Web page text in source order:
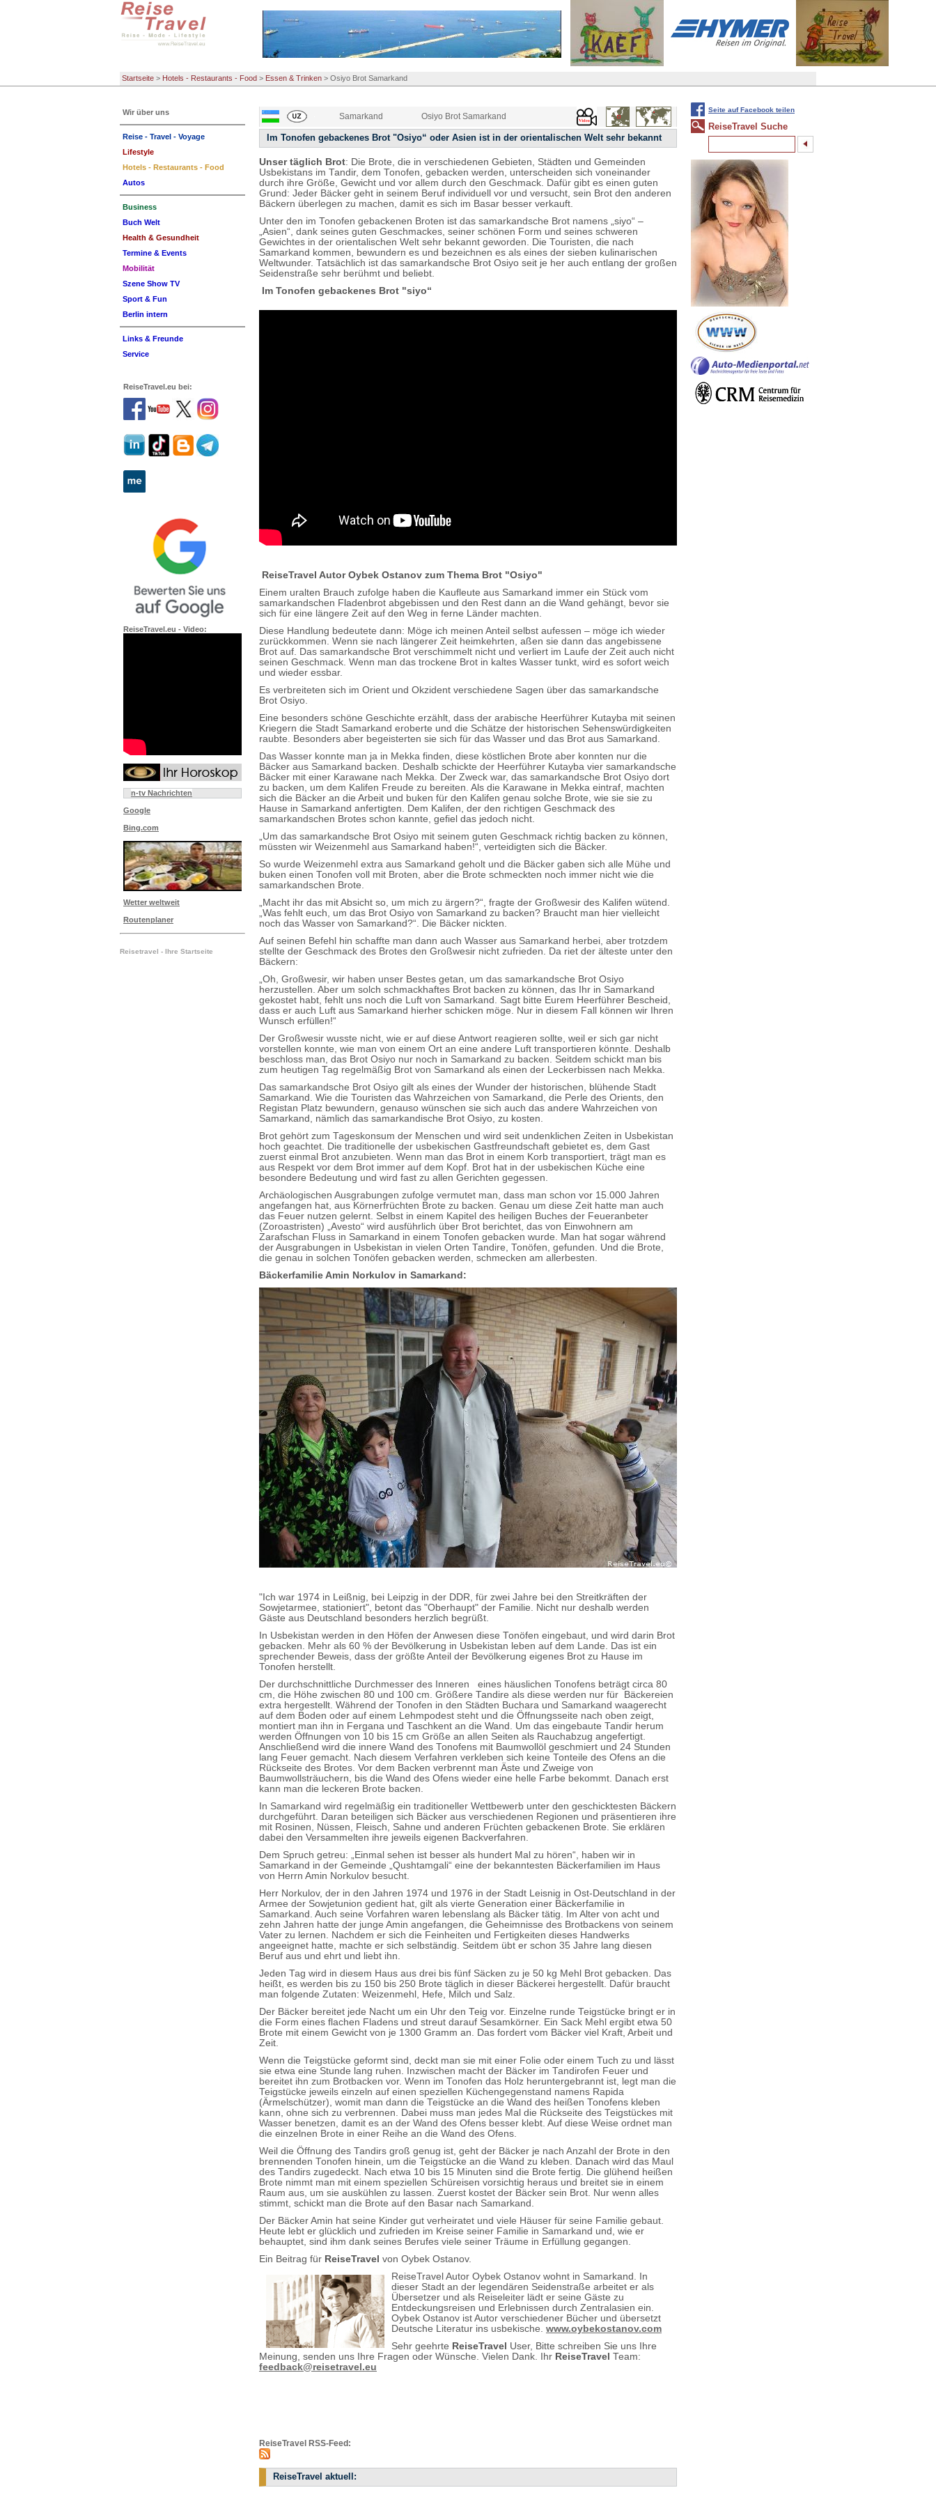
Startseite > Hotels - Restaurants - Food > Essen & Trinken > Osiyo Brot Samarkand
Samarkand Osiyo Brot Samarkand
Im Tonofen gebackenes Brot "Osiyo“ oder Asien ist in der orientalischen Welt sehr bekannt
Unser täglich Brot: Die Brote, die in verschiedenen Gebieten, Städten und Gemeinden
Usbekistans im Tandir, dem Tonofen, gebacken werden, unterscheiden sich voneinander
durch ihre Größe, Gewicht und vor allem durch den Geschmack. Dafür gibt es einen guten
Grund: Jeder Bäcker geht in seinem Beruf individuell vor und versucht, sein Brot den anderen
Bäckern überlegen zu machen, damit es sich im Basar besser verkauft.
Unter den im Tonofen gebackenen Broten ist das samarkandsche Brot namens „siyo“ –
„Asien“, dank seines guten Geschmackes, seiner schönen Form und seines schweren
Gewichtes in der orientalischen Welt sehr bekannt geworden. Die Touristen, die nach
Samarkand kommen, bewundern es und bezeichnen es als eines der sieben kulinarischen
Weltwunder. Tatsächlich ist das samarkandsche Brot Osiyo seit je her auch entlang der großen
Seidenstraße sehr berühmt und beliebt.
Im Tonofen gebackenes Brot "siyo“
ReiseTravel Autor Oybek Ostanov zum Thema Brot "Osiyo"
Einem uralten Brauch zufolge haben die Kaufleute aus Samarkand immer ein Stück vom
samarkandschen Fladenbrot abgebissen und den Rest dann an die Wand gehängt, bevor sie
sich für eine längere Zeit auf den Weg in ferne Länder machten.
Diese Handlung bedeutete dann: Möge ich meinen Anteil selbst aufessen – möge ich wieder
zurückkommen. Wenn sie nach längerer Zeit heimkehrten, aßen sie dann das angebissene
Brot auf. Das samarkandsche Brot verschimmelt nicht und verliert im Laufe der Zeit auch nicht
seinen Geschmack. Wenn man das trockene Brot in kaltes Wasser tunkt, wird es sofort weich
und wieder essbar.
Es verbreiteten sich im Orient und Okzident verschiedene Sagen über das samarkandsche
Brot Osiyo.
Eine besonders schöne Geschichte erzählt, dass der arabische Heerführer Kutayba mit seinen
Kriegern die Stadt Samarkand eroberte und die Schätze der historischen Sehenswürdigkeiten
raubte. Besonders aber begeisterten sie sich für das Wasser und das Brot aus Samarkand.
Das Wasser konnte man ja in Mekka finden, diese köstlichen Brote aber konnten nur die
Bäcker aus Samarkand backen. Deshalb schickte der Heerführer Kutayba vier samarkandsche
Bäcker mit einer Karawane nach Mekka. Der Zweck war, das samarkandsche Brot Osiyo dort
zu backen, um dem Kalifen Freude zu bereiten. Als die Karawane in Mekka eintraf, machten
sich die Bäcker an die Arbeit und buken für den Kalifen genau solche Brote, wie sie sie zu
Hause in Samarkand anfertigten. Dem Kalifen, der den richtigen Geschmack des
samarkandschen Brotes schon kannte, gefiel das jedoch nicht.
„Um das samarkandsche Brot Osiyo mit seinem guten Geschmack richtig backen zu können,
müssten wir Weizenmehl aus Samarkand haben!“, verteidigten sich die Bäcker.
So wurde Weizenmehl extra aus Samarkand geholt und die Bäcker gaben sich alle Mühe und
buken einen Tonofen voll mit Broten, aber die Brote schmeckten noch immer nicht wie die
samarkandschen Brote.
„Macht ihr das mit Absicht so, um mich zu ärgern?“, fragte der Großwesir des Kalifen wütend.
„Was fehlt euch, um das Brot Osiyo von Samarkand zu backen? Braucht man hier vielleicht
noch das Wasser von Samarkand?“. Die Bäcker nickten.
Auf seinen Befehl hin schaffte man dann auch Wasser aus Samarkand herbei, aber trotzdem
stellte der Geschmack des Brotes den Großwesir nicht zufrieden. Da riet der älteste unter den
Bäckern:
„Oh, Großwesir, wir haben unser Bestes getan, um das samarkandsche Brot Osiyo
herzustellen. Aber um solch schmackhaftes Brot backen zu können, das Ihr in Samarkand
gekostet habt, fehlt uns noch die Luft von Samarkand. Sagt bitte Eurem Heerführer Bescheid,
dass er auch Luft aus Samarkand hierher schicken möge. Nur in diesem Fall können wir Ihren
Wunsch erfüllen!“
Der Großwesir wusste nicht, wie er auf diese Antwort reagieren sollte, weil er sich gar nicht
vorstellen konnte, wie man von einem Ort an eine andere Luft transportieren könnte. Deshalb
beschloss man, das Brot Osiyo nur noch in Samarkand zu backen. Seitdem schickt man bis
zum heutigen Tag regelmäßig Brot von Samarkand als einen der Leckerbissen nach Mekka.
Das samarkandsche Brot Osiyo gilt als eines der Wunder der historischen, blühende Stadt
Samarkand. Wie die Touristen das Wahrzeichen von Samarkand, die Perle des Orients, den
Registan Platz bewundern, genauso wünschen sie sich auch das andere Wahrzeichen von
Samarkand, nämlich das samarkandische Brot Osiyo, zu kosten.
Brot gehört zum Tageskonsum der Menschen und wird seit undenklichen Zeiten in Usbekistan
hoch geachtet. Die traditionelle der usbekischen Gastfreundschaft gebietet es, dem Gast
zuerst einmal Brot anzubieten. Wenn man das Brot in einem Korb transportiert, trägt man es
aus Respekt vor dem Brot immer auf dem Kopf. Brot hat in der usbekischen Küche eine
besondere Bedeutung und wird fast zu allen Gerichten gegessen.
Archäologischen Ausgrabungen zufolge vermutet man, dass man schon vor 15.000 Jahren
angefangen hat, aus Körnerfrüchten Brote zu backen. Genau um diese Zeit hatte man auch
das Feuer nutzen gelernt. Selbst in einem Kapitel des heiligen Buches der Feueranbeter
(Zoroastristen) „Avesto“ wird ausführlich über Brot berichtet, das von Einwohnern am
Zarafschan Fluss in Samarkand in einem Tonofen gebacken wurde. Man hat sogar während
der Ausgrabungen in Usbekistan in vielen Orten Tandire, Tonöfen, gefunden. Und die Brote,
die genau in solchen Tonöfen gebacken werden, schmecken am allerbesten.
Bäckerfamilie Amin Norkulov in Samarkand:
"Ich war 1974 in Leißnig, bei Leipzig in der DDR, für zwei Jahre bei den Streitkräften der
Sowjetarmee, stationiert", betont das "Oberhaupt" der Familie. Nicht nur deshalb werden
Gäste aus Deutschland besonders herzlich begrüßt.
In Usbekistan werden in den Höfen der Anwesen diese Tonöfen eingebaut, und wird darin Brot
gebacken. Mehr als 60 % der Bevölkerung in Usbekistan leben auf dem Lande. Das ist ein
sprechender Beweis, dass der größte Anteil der Bevölkerung eigenes Brot zu Hause im
Tonofen herstellt.
Der durchschnittliche Durchmesser des Inneren eines häuslichen Tonofens beträgt circa 80
cm, die Höhe zwischen 80 und 100 cm. Größere Tandire als diese werden nur für Bäckereien
extra hergestellt. Während der Tonofen in den Städten Buchara und Samarkand waagerecht
auf dem Boden oder auf einem Lehmpodest steht und die Öffnungsseite nach oben zeigt,
montiert man ihn in Fergana und Taschkent an die Wand. Um das eingebaute Tandir herum
werden Öffnungen von 10 bis 15 cm Größe an allen Seiten als Rauchabzug angefertigt.
Anschließend wird die innere Wand des Tonofens mit Baumwollöl geschmiert und 24 Stunden
lang Feuer gemacht. Nach diesem Verfahren verkleben sich keine Tonteile des Ofens an die
Rückseite des Brotes. Vor dem Backen verbrennt man Äste und Zweige von
Baumwollsträuchern, bis die Wand des Ofens wieder eine helle Farbe bekommt. Danach erst
kann man die leckeren Brote backen.
In Samarkand wird regelmäßig ein traditioneller Wettbewerb unter den geschicktesten Bäckern
durchgeführt. Daran beteiligen sich Bäcker aus verschiedenen Regionen und präsentieren ihre
mit Rosinen, Nüssen, Fleisch, Sahne und anderen Früchten gebackenen Brote. Sie erklären
dabei den Versammelten ihre jeweils eigenen Backverfahren.
Dem Spruch getreu: „Einmal sehen ist besser als hundert Mal zu hören“, haben wir in
Samarkand in der Gemeinde „Qushtamgali“ eine der bekanntesten Bäckerfamilien im Haus
von Herrn Amin Norkulov besucht.
Herr Norkulov, der in den Jahren 1974 und 1976 in der Stadt Leisnig in Ost-Deutschland in der
Armee der Sowjetunion gedient hat, gilt als vierte Generation einer Bäckerfamilie in
Samarkand. Auch seine Vorfahren waren lebenslang als Bäcker tätig. Im Alter von acht und
zehn Jahren hatte der junge Amin angefangen, die Geheimnisse des Brotbackens von seinem
Vater zu lernen. Nachdem er sich die Feinheiten und Fertigkeiten dieses Handwerks
angeeignet hatte, machte er sich selbständig. Seitdem übt er schon 35 Jahre lang diesen
Beruf aus und ehrt und liebt ihn.
Jeden Tag wird in diesem Haus aus drei bis fünf Säcken zu je 50 kg Mehl Brot gebacken. Das
heißt, es werden bis zu 150 bis 250 Brote täglich in dieser Bäckerei hergestellt. Dafür braucht
man folgende Zutaten: Weizenmehl, Hefe, Milch und Salz.
Der Bäcker bereitet jede Nacht um ein Uhr den Teig vor. Einzelne runde Teigstücke bringt er in
die Form eines flachen Fladens und streut darauf Sesamkörner. Ein Sack Mehl ergibt etwa 50
Brote mit einem Gewicht von je 1300 Gramm an. Das fordert vom Bäcker viel Kraft, Arbeit und
Zeit.
Wenn die Teigstücke geformt sind, deckt man sie mit einer Folie oder einem Tuch zu und lässt
sie etwa eine Stunde lang ruhen. Inzwischen macht der Bäcker im Tandirofen Feuer und
bereitet ihn zum Brotbacken vor. Wenn im Tonofen das Holz heruntergebrannt ist, legt man die
Teigstücke jeweils einzeln auf einen speziellen Küchengegenstand namens Rapida
(Ärmelschützer), womit man dann die Teigstücke an die Wand des heißen Tonofens kleben
kann, ohne sich zu verbrennen. Dabei muss man jedes Mal die Rückseite des Teigstückes mit
Wasser benetzen, damit es an der Wand des Ofens besser klebt. Auf diese Weise ordnet man
die einzelnen Brote in einer Reihe an die Wand des Ofens.
Weil die Öffnung des Tandirs groß genug ist, geht der Bäcker je nach Anzahl der Brote in den
brennenden Tonofen hinein, um die Teigstücke an die Wand zu kleben. Danach wird das Maul
des Tandirs zugedeckt. Nach etwa 10 bis 15 Minuten sind die Brote fertig. Die glühend heißen
Brote nimmt man mit einem speziellen Schüreisen vorsichtig heraus und breitet sie in einem
Raum aus, um sie auskühlen zu lassen. Zuerst kostet der Bäcker sein Brot. Nur wenn alles
stimmt, schickt man die Brote auf den Basar nach Samarkand.
Der Bäcker Amin hat seine Kinder gut verheiratet und viele Häuser für seine Familie gebaut.
Heute lebt er glücklich und zufrieden im Kreise seiner Familie in Samarkand und, wie er
behauptet, sind ihm dank seines Berufes viele seiner Träume in Erfüllung gegangen.
Ein Beitrag für ReiseTravel von Oybek Ostanov.
ReiseTravel Autor Oybek Ostanov wohnt in Samarkand. In
dieser Stadt an der legendären Seidenstraße arbeitet er als
Übersetzer und als Reiseleiter lädt er seine Gäste zu
Entdeckungsreisen und Erlebnissen durch Zentralasien ein.
Oybek Ostanov ist Autor verschiedener Bücher und übersetzt
Deutsche Literatur ins usbekische. www.oybekostanov.com
Sehr geehrte ReiseTravel User, Bitte schreiben Sie uns Ihre
Meinung, senden uns Ihre Fragen oder Wünsche. Vielen Dank. Ihr ReiseTravel Team:
feedback@reisetravel.eu
ReiseTravel RSS-Feed:
ReiseTravel aktuell:
Wir über uns
Reise - Travel - Voyage
Lifestyle
Hotels - Restaurants - Food
Autos
Business
Buch Welt
Health & Gesundheit
Termine & Events
Mobilität
Szene Show TV
Sport & Fun
Berlin intern
Links & Freunde
Service
ReiseTravel.eu bei:
ReiseTravel.eu - Video:
n-tv Nachrichten
Google
Bing.com
Wetter weltweit
Routenplaner
Reisetravel - Ihre Startseite
Seite auf Facebook teilen
ReiseTravel Suche